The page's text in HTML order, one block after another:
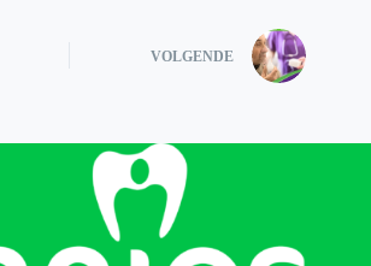
VOLGENDE